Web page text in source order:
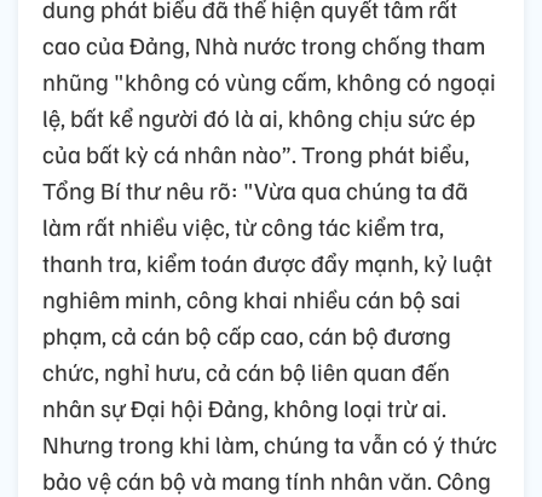
dung phát biểu đã thể hiện quyết tâm rất
cao của Đảng, Nhà nước trong chống tham
nhũng "không có vùng cấm, không có ngoại
lệ, bất kể người đó là ai, không chịu sức ép
của bất kỳ cá nhân nào”. Trong phát biểu,
Tổng Bí thư nêu rõ: "Vừa qua chúng ta đã
làm rất nhiều việc, từ công tác kiểm tra,
thanh tra, kiểm toán được đẩy mạnh, kỷ luật
nghiêm minh, công khai nhiều cán bộ sai
phạm, cả cán bộ cấp cao, cán bộ đương
chức, nghỉ hưu, cả cán bộ liên quan đến
nhân sự Đại hội Đảng, không loại trừ ai.
Nhưng trong khi làm, chúng ta vẫn có ý thức
bảo vệ cán bộ và mang tính nhân văn. Công